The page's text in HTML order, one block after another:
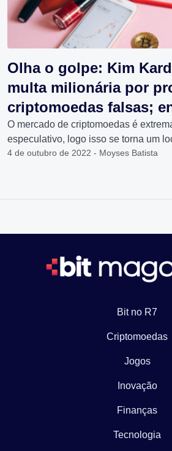
Olha o golpe: Kim
multa milionária por
criptomoedas falsas;
O mercado de criptomoedas é
especulativo, logo isso se torna um
4 de outubro de 2022 - Moyses Batista
Bit no R7
Criptomoedas
Jogos
Inovação
Finanças
Tecnologia